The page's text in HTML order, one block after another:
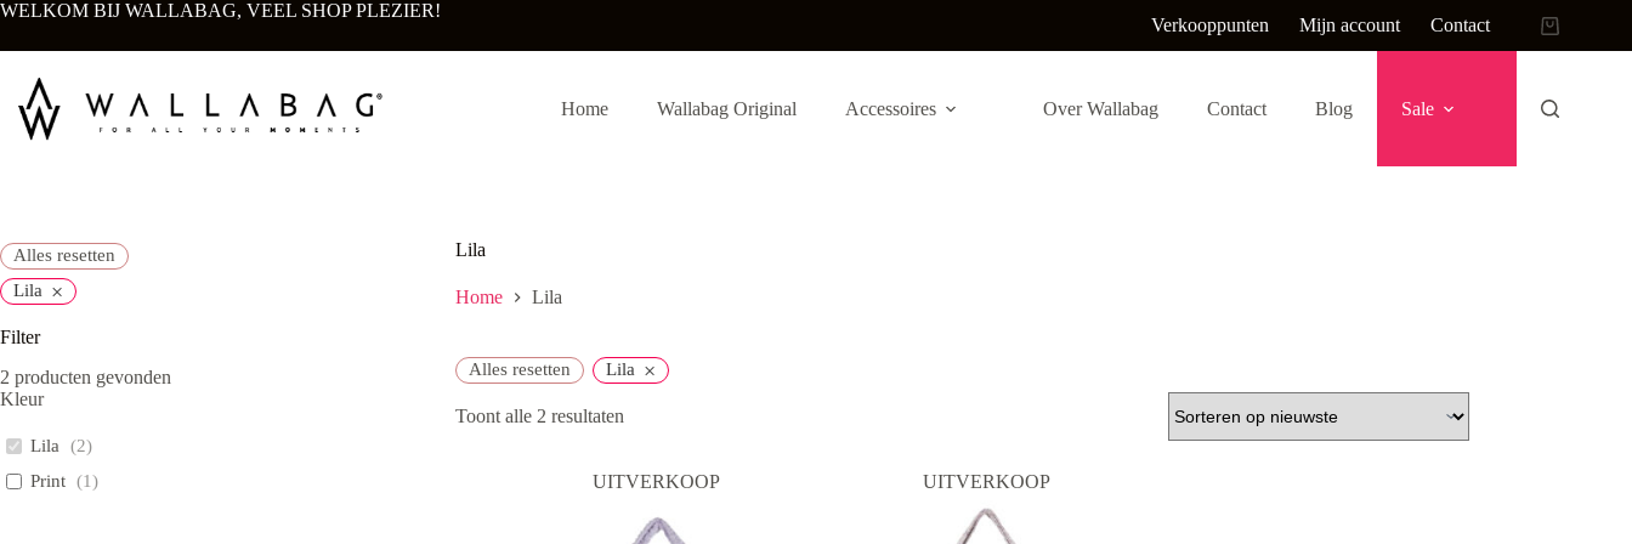
Ga
de
inhoud
WELKOM BIJ WALLABAG, VEEL SHOP PLEZIER!
Verkooppunten Mijn account Contact
Home Wallabag Original Accessoires Over Wallabag Contact Blog Sale
Lila
Home Lila
Alles resetten Lila ×
Toont alle 2 resultatenGesorteerd
UITVERKOOP
UITVERKOOP
Alles resetten
Lila ×
Filter
2 producten gevonden
Kleur
Lila (2)
Print (1)